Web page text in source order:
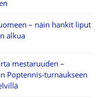
– näin hankit liput
alkua
mestaruuden –
Poptennis-turnaukseen